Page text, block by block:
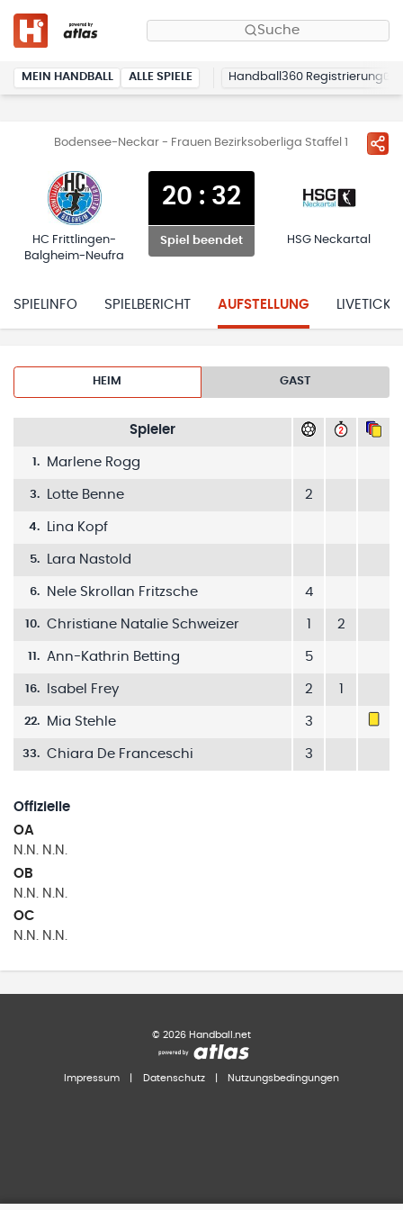
Suche
MEIN HANDBALL ALLE SPIELE Handball360 Registrierung
Bodensee-Neckar - Frauen Bezirksoberliga Staffel 1
HC Frittlingen-
Balgheim-Neufra
20 : 32
Spiel beendet HSG Neckartal
SPIELINFO SPIELBERICHT AUFSTELLUNG
HEIM GAST
Spieler
1. Marlene Rogg
3. Lotte Benne 2
4. Lina Kopf
5. Lara Nastold
6. Nele Skrollan Fritzsche 4
10. Christiane Natalie Schweizer 2
11. Ann-Kathrin Betting 5
16. Isabel Frey 2
22. Mia Stehle 3
33. Chiara De Franceschi 3
Offizielle
OA
N.N.
N.N.
OB
N.N.
N.N.
OC
N.N. N.N.
© 2026 Handball.net
Impressum Datenschutz Nutzungsbedingungen